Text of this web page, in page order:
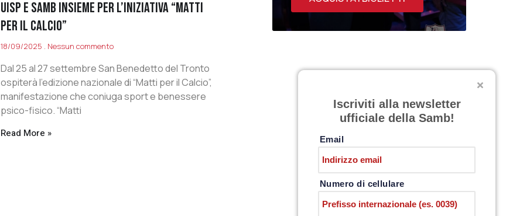
UISP E SAMB INSIEME PER L’INIZIATIVA “MATTI
PER IL CALCIO”
18/09/2025 Nessun commento
Dal 25 al 27 settembre San Benedetto del Tronto
ospiterà l’edizione nazionale di “Matti per il Calcio”,
manifestazione che coniuga sport e benessere
psico-fisico. “Matti
Read More »
Iscriviti alla newsletter
ufficiale della Samb!
Email
Numero di cellulare